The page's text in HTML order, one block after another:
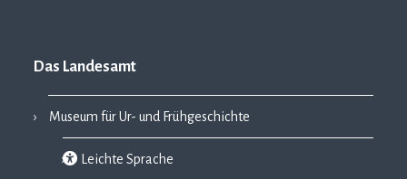
Das Landesamt
Museum für Ur- und Frühgeschichte
Leichte Sprache